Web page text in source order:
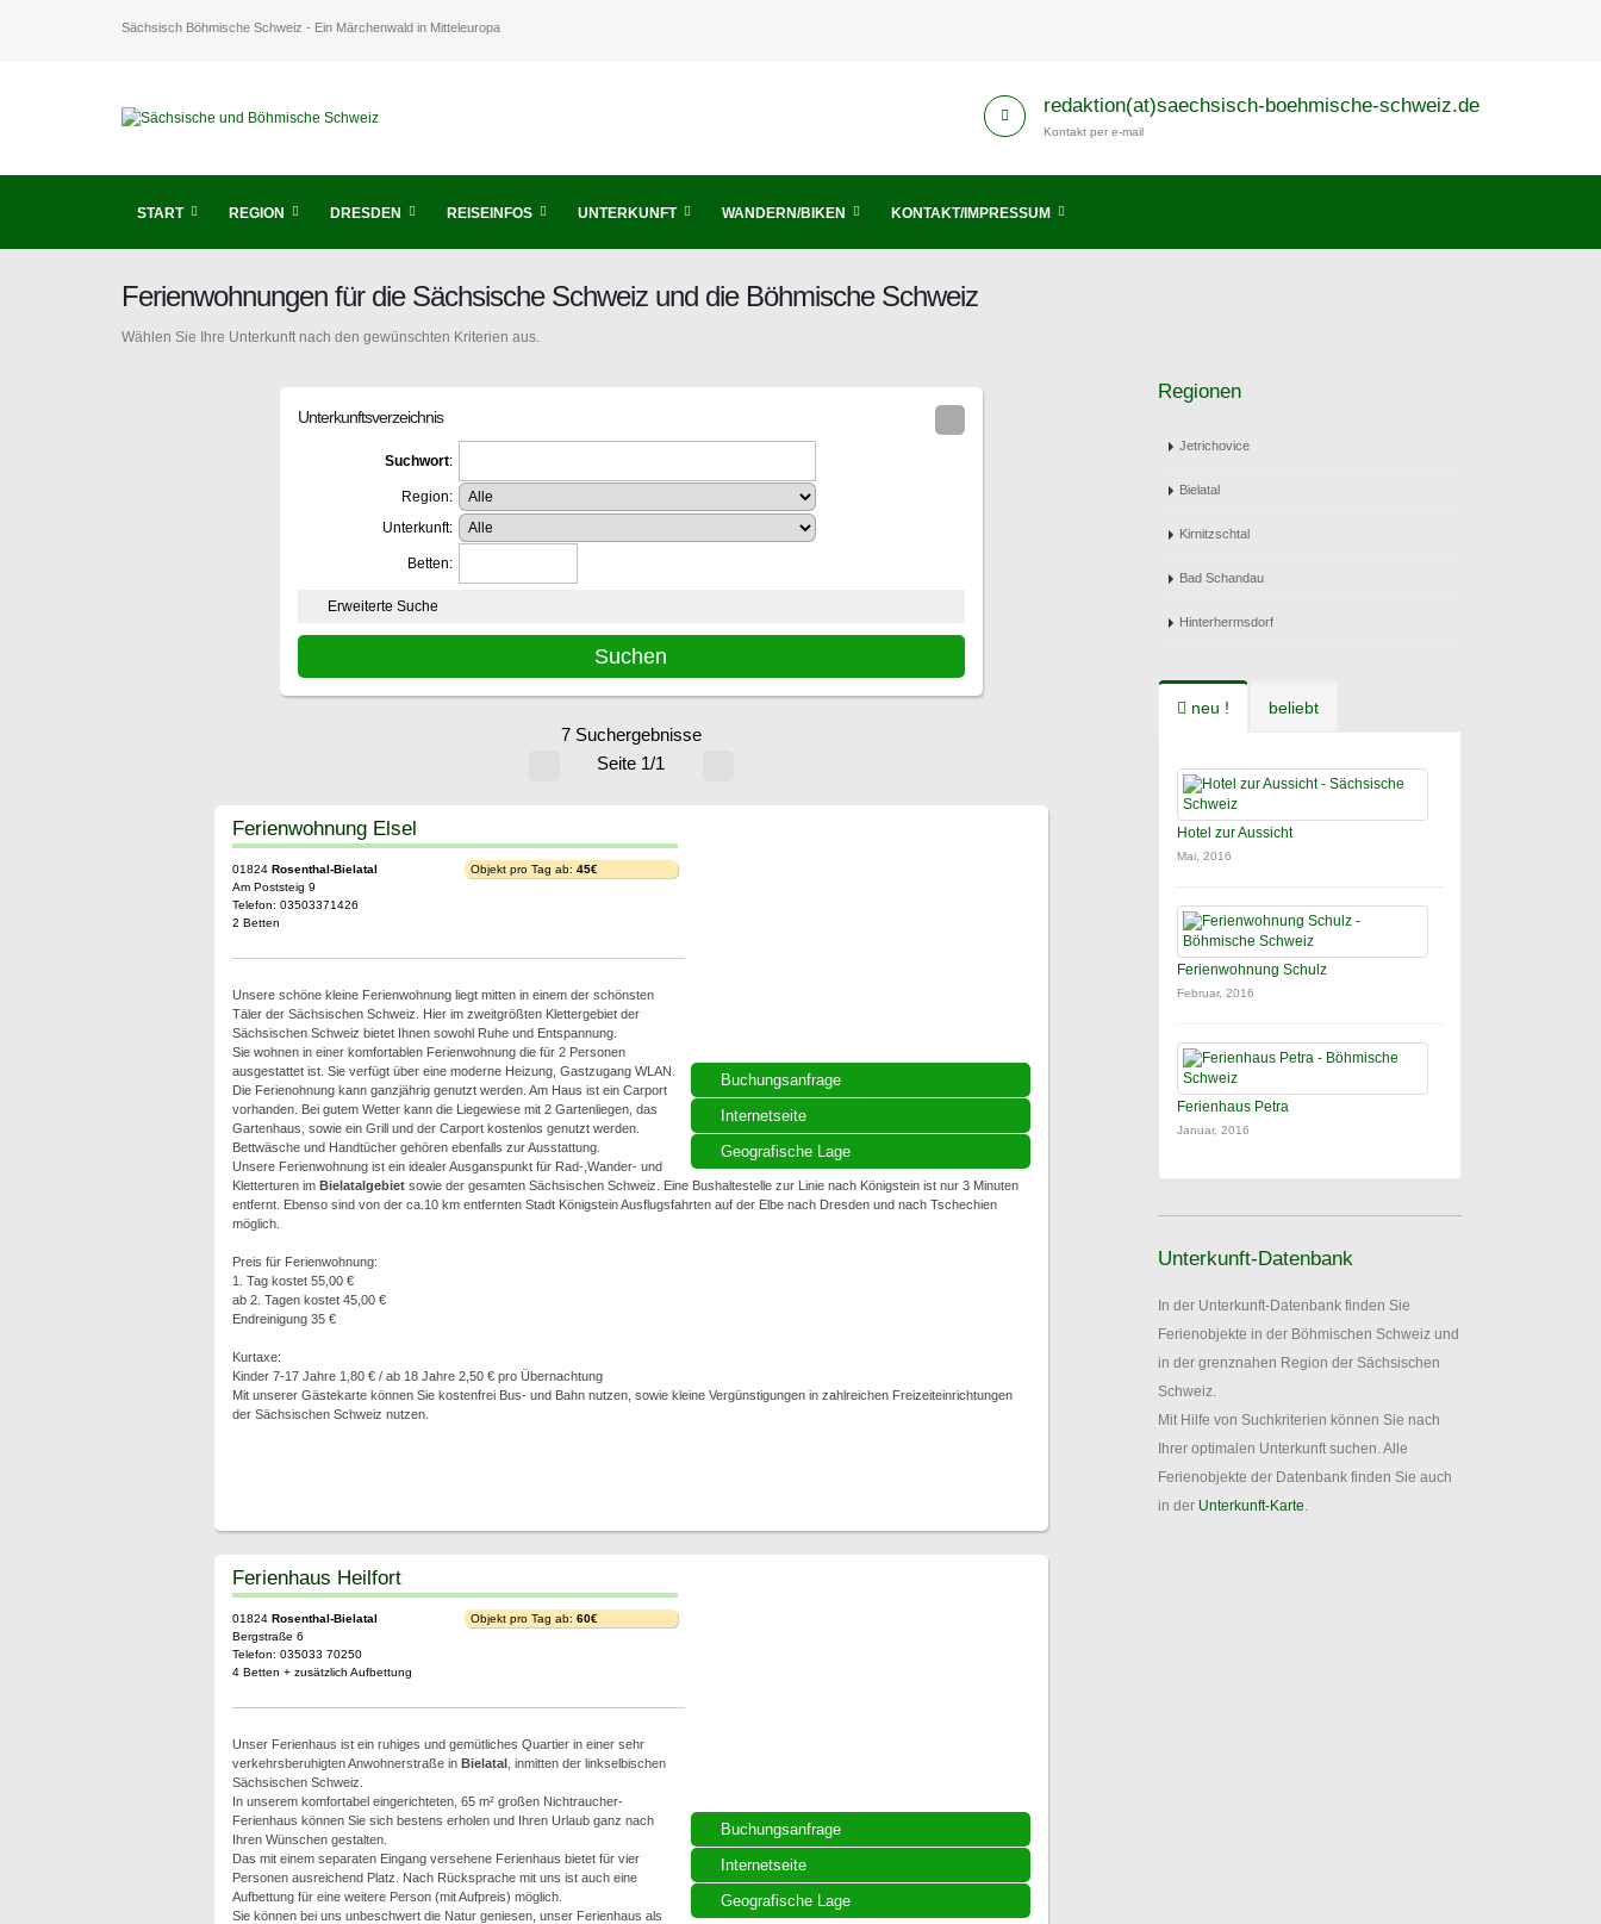
Sächsisch Böhmische Schweiz - Ein Märchenwald in Mitteleuropa
redaktion(at)saechsisch-boehmische-schweiz.de
Kontakt per e-mail
START REGION DRESDEN REISEINFOS UNTERKUNFT WANDERN/BIKEN KONTAKT/IMPRESSUM
Ferienwohnungen für die Sächsische Schweiz und die Böhmische Schweiz
Wählen Sie Ihre Unterkunft nach den gewünschten Kriterien aus.
Unterkunftsverzeichnis
Suchwort:
Region:
Unterkunft:
Betten:
Erweiterte Suche
7 Suchergebnisse
Seite 1/1
Buchungsanfrage
Internetseite
Geografische Lage
Ferienwohnung Elsel
01824 Rosenthal-Bielatal
Am Poststeig 9
Telefon: 03503371426
2 Betten
Objekt pro Tag ab: 45€
Unsere schöne kleine Ferienwohnung liegt mitten in einem der schönsten
Täler der Sächsischen Schweiz. Hier im zweitgrößten Klettergebiet der
Sächsischen Schweiz bietet Ihnen sowohl Ruhe und Entspannung.
Sie wohnen in einer komfortablen Ferienwohnung die für 2 Personen
ausgestattet ist. Sie verfügt über eine moderne Heizung, Gastzugang WLAN.
Die Ferienohnung kann ganzjährig genutzt werden. Am Haus ist ein Carport
vorhanden. Bei gutem Wetter kann die Liegewiese mit 2 Gartenliegen, das
Gartenhaus, sowie ein Grill und der Carport kostenlos genutzt werden.
Bettwäsche und Handtücher gehören ebenfalls zur Ausstattung.
Unsere Ferienwohnung ist ein idealer Ausganspunkt für Rad-,Wander- und
Kletterturen im Bielatalgebietsowie der gesamten Sächsischen Schweiz. Eine Bushaltestelle zur Linie nach Königstein ist nur 3 Minuten
entfernt. Ebenso sind von der ca.10 km entfernten Stadt Königstein Ausflugsfahrten auf der Elbe nach Dresden und nach Tschechien
möglich.
Preis für Ferienwohnung:
1. Tag kostet 55,00 €
ab 2. Tagen kostet 45,00 €
Endreinigung 35 €
Kurtaxe:
Kinder 7-17 Jahre 1,80 € / ab 18 Jahre 2,50 € pro Übernachtung
Mit unserer Gästekarte können Sie kostenfrei Bus- und Bahn nutzen, sowie kleine Vergünstigungen in zahlreichen Freizeiteinrichtungen
der Sächsischen Schweiz nutzen.
Buchungsanfrage
Internetseite
Geografische Lage
Ferienhaus Heilfort
01824 Rosenthal-Bielatal
Bergstraße 6
Telefon: 035033 70250
4 Betten + zusätzlich Aufbettung
Objekt pro Tag ab: 60€
Unser Ferienhaus ist ein ruhiges und gemütliches Quartier in einer sehr
verkehrsberuhigten Anwohnerstraße in Bielatal, inmitten der linkselbischen
Sächsischen Schweiz.
In unserem komfortabel eingerichteten, 65 m² großen Nichtraucher-
Ferienhaus können Sie sich bestens erholen und Ihren Urlaub ganz nach
Ihren Wünschen gestalten.
Das mit einem separaten Eingang versehene Ferienhaus bietet für vier
Personen ausreichend Platz. Nach Rücksprache mit uns ist auch eine
Aufbettung für eine weitere Person (mit Aufpreis) möglich.
Sie können bei uns unbeschwert die Natur geniesen, unser Ferienhaus als
Regionen
Jetrichovice
Bielatal
Kirnitzschtal
Bad Schandau
Hinterhermsdorf
neu ! beliebt
Hotel zur Aussicht
Mai, 2016
Ferienwohnung Schulz
Februar, 2016
Ferienhaus Petra
Januar, 2016
Unterkunft-Datenbank
In der Unterkunft-Datenbank finden Sie
Ferienobjekte in der Böhmischen Schweiz und
in der grenznahen Region der Sächsischen
Schweiz.
Mit Hilfe von Suchkriterien können Sie nach
Ihrer optimalen Unterkunft suchen. Alle
Ferienobjekte der Datenbank finden Sie auch
in der Unterkunft-Karte.